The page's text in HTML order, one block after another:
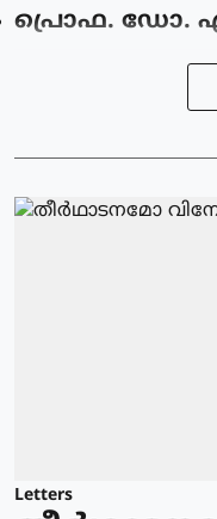
പ്രൊഫ. ഡോ.
Letters